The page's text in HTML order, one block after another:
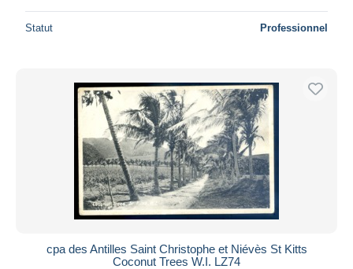
Statut Professionnel
cpa des Antilles Saint Christophe et Niévès St Kitts
Coconut Trees W.I. LZ74